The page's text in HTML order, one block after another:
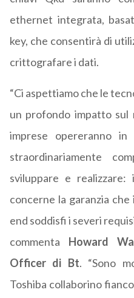
ethernet integrata,
key, che consentirà di
crittografare i dati.
“Ci aspettiamo che le
un profondo impatto sul
imprese opereranno
straordinariamente
sviluppare e
concerne la garanzia
end soddisfi i severi
commenta Howard
Officer di Bt. “Sono
Toshiba collaborino